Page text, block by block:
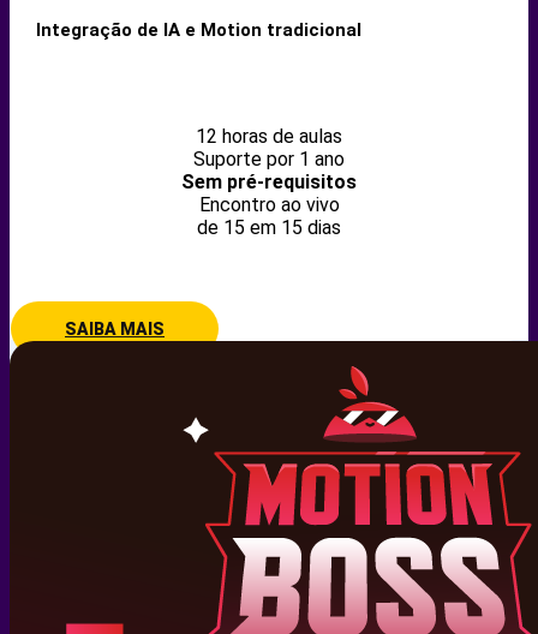
Integração de IA e Motion tradicional
12 horas de aulas
Suporte por 1 ano
Sem pré-requisitos
Encontro ao vivo
de 15 em 15 dias
SAIBA MAIS